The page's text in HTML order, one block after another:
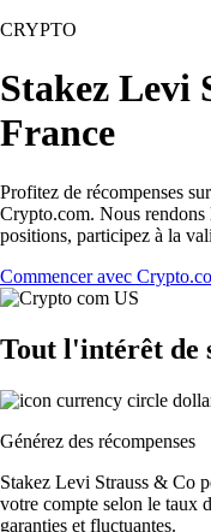
CRYPTO
Stakez Levi
France
Profitez de récompenses
Crypto.com. Nous
positions, participez à la
Commencer avec
Tout l'intérêt de
Générez des récompenses
Stakez Levi Strauss & Co
votre compte selon le taux
garanties et fluctuantes.